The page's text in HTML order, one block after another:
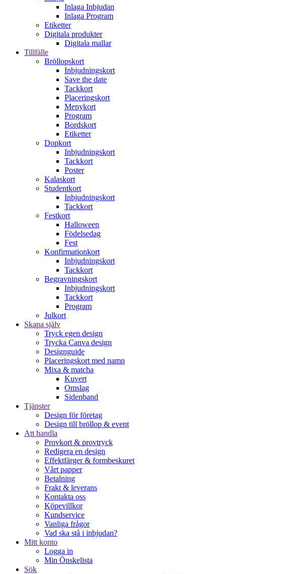
Inlaga Inbjudan
Inlaga Program
Etiketter
Digitala produkter
Digitala mallar
Tillfälle
Bröllopskort
Inbjudningskort
Save the date
Tackkort
Placeringskort
Menykort
Program
Bordskort
Etiketter
Dopkort
Inbjudningskort
Tackkort
Poster
Kalaskort
Studentkort
Inbjudningskort
Tackkort
Festkort
Halloween
Födelsedag
Fest
Konfirmationkort
Inbjudningskort
Tackkort
Begravningskort
Inbjudningskort
Tackkort
Program
Julkort
Skapa själv
Tryck egen design
Trycka Canva design
Designguide
Placeringskort med namn
Mixa & matcha
Kuvert
Omslag
Sidenband
Tjänster
Design för företag
Design till bröllop & event
Att handla
Provkort & provtryck
Redigera en design
Effektfärger & formbeskuret
Vårt papper
Betalning
Frakt & leverans
Kontakta oss
Köpevillkor
Kundservice
Vanliga frågor
Vad ska stå i inbjudan?
Mitt konto
Logga in
Min Önskelista
Sök